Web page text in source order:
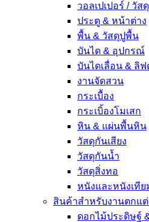
วอลเปเปอร์ / วัส
ประตู & หน้าต่าง
พื้น & วัสดุปูพื้น
บันได & อุปกรณ์
บันไดเลื่อน & ลิฟ
งานจัดสวน
กระเบื้อง
กระเบิ้องโมเสก
หิน & แผ่นพื้นหิน
วัสดุกันเสียง
วัสดุกันน้ำ
วัสดุสิ่งทอ
หนังและหนังเทีย
สินค้าสำหรับงานตกแต่
ดอกไม้ประดิษฐ์